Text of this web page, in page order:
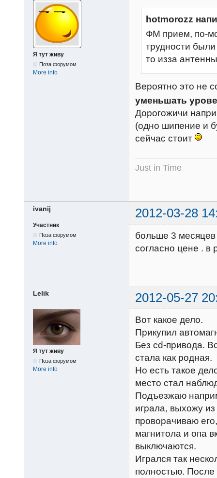
Я тут живу
Поза форумом
More info
hotmorozz
ФМ прием, по-
трудности
то изза
Вероятно это не
уменьшать
Дорогожичи
(одно шипение и
сейчас стоит
Just in Time
ivanij 2012-03-28
Участник
Поза форумом
More info
больше 3
согласно цене . в
Lelik 2012-05-27
Я тут живу
Поза форумом
More info
Вот какое дело.
Прикупил
Без cd-привода.
стала как родная.
Но есть такое
место стал
Подъезжаю
играла, выхожу
проворачиваю
магнитола и опа
выключаются.
Игрался так
полностью. После